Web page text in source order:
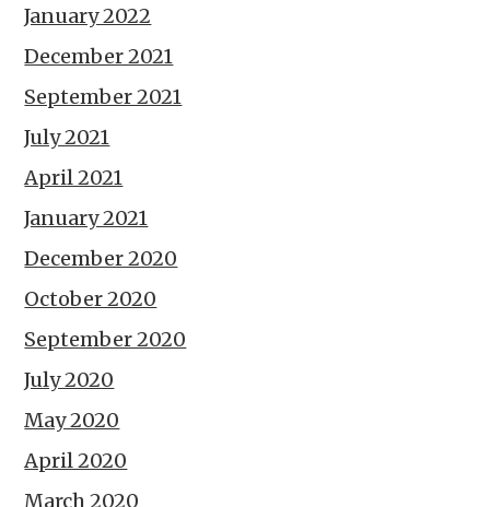
January 2022
December 2021
September 2021
July 2021
April 2021
January 2021
December 2020
October 2020
September 2020
July 2020
May 2020
April 2020
March 2020